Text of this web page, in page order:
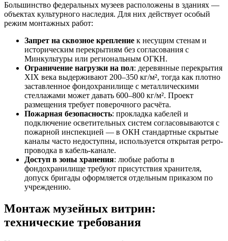
Большинство федеральных музеев расположены в зданиях —
объектах культурного наследия. Для них действует особый
режим монтажных работ:
Запрет на сквозное крепление к несущим стенам и
историческим перекрытиям без согласования с
Минкультуры или региональным ОГКН.
Ограничение нагрузки на пол: деревянные перекрытия
XIX века выдерживают 200–350 кг/м², тогда как плотно
заставленное фондохранилище с металлическими
стеллажами может давать 600–800 кг/м². Проект
размещения требует поверочного расчёта.
Пожарная безопасность: прокладка кабелей и
подключение осветительных систем согласовываются с
пожарной инспекцией — в ОКН стандартные скрытые
каналы часто недоступны, используется открытая ретро-
проводка в кабель-канале.
Доступ в зоны хранения: любые работы в
фондохранилище требуют присутствия хранителя,
допуск бригады оформляется отдельным приказом по
учреждению.
Монтаж музейных витрин:
технические требования